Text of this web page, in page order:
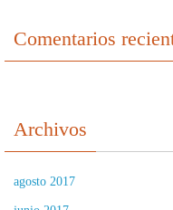
Comentarios
Archivos
agosto 2017